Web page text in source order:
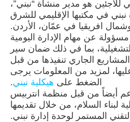
للاجئين هو مدير منشأة “نبني”،
نبني في مكتبها الإقليمي للشرق
افريقيا في عمّان، الأردن.
عن مهام الإدارة اليومية
بما في ذلك ضمان سير
الجاري تنفيذها من قبل
لمزيد من المعلومات يرجى
الضغط على هيكلية نبني.
أيضاً من قبل منظمة انتربيس
لبناء السلام، من خلال تقديمها
المستمر لوحدة إدارة نبني.